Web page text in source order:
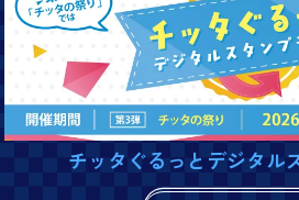
チッタぐるっとデジタル